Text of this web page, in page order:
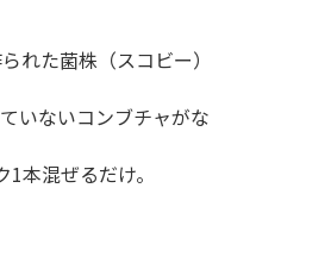
れた菌株（スコビー）
いないコンブチャがな
本混ぜるだけ。